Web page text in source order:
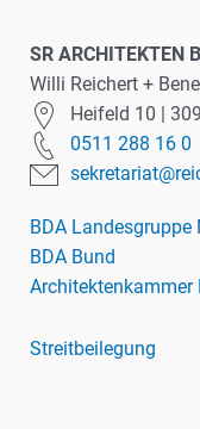
SR ARCHITEKTEN
Willi Reichert +
Heifeld 10 |
0511 288 16 0
BDA Landesgruppe
BDA Bund
Architektenkammer
Streitbeilegung